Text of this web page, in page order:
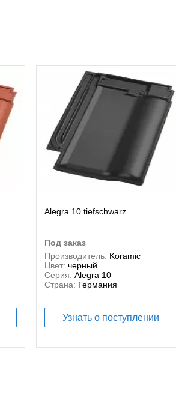
Alegra 10 tiefschwarz
под заказ
Производитель: Koramic
Цвет: черный
Серия: Alegra 10
Страна: Германия
Узнать о поступлении